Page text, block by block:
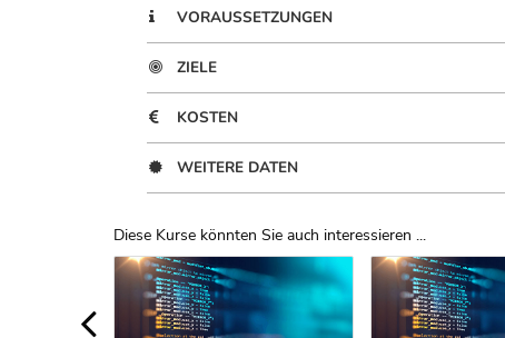
VORAUSSETZUNGEN
ZIELE
KOSTEN
WEITERE DATEN
Diese Kurse könnten Sie auch interessieren ...
Uber Weiterbildungsvorschläge